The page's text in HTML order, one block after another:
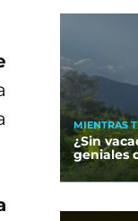
MIENTRAS
¿Sin
geniales